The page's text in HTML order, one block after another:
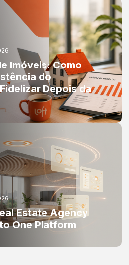
Imóveis: Como
do
Depois da
Estate Agency
One Platform